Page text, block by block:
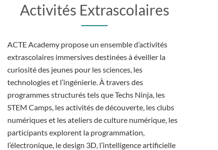
Activités Extrascolaires
ACTE Academy propose un ensemble d’activités
extrascolaires immersives destinées à éveiller la
curiosité des jeunes pour les sciences, les
technologies et l’ingénierie. À travers des
programmes structurés tels que Techs Ninja, les
STEM Camps, les activités de découverte, les clubs
numériques et les ateliers de culture numérique, les
participants explorent la programmation,
l’électronique, le design 3D, l’intelligence artificielle